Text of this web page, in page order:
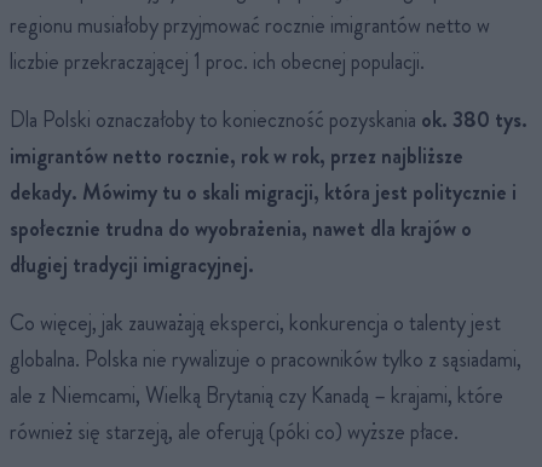
regionu musiałoby przyjmować rocznie imigrantów netto w
liczbie przekraczającej 1 proc. ich obecnej populacji.
Dla Polski oznaczałoby to konieczność pozyskania ok. 380 tys.
imigrantów netto rocznie, rok w rok, przez najbliższe
dekady. Mówimy tu o skali migracji, która jest politycznie i
społecznie trudna do wyobrażenia, nawet dla krajów o
długiej tradycji imigracyjnej.
Co więcej, jak zauważają eksperci, konkurencja o talenty jest
globalna. Polska nie rywalizuje o pracowników tylko z sąsiadami,
ale z Niemcami, Wielką Brytanią czy Kanadą – krajami, które
również się starzeją, ale oferują (póki co) wyższe płace.